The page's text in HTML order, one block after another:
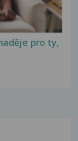
pro ty,